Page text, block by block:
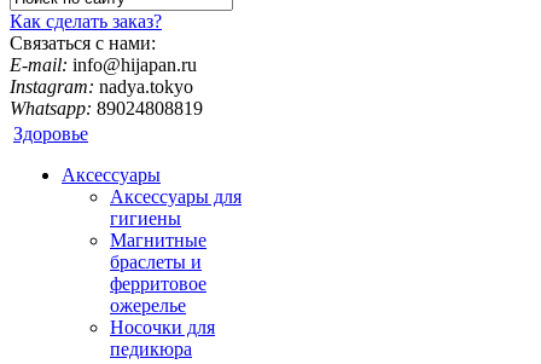
Как сделать заказ?
Связаться с нами:
E-mail: info@hijapan.ru
Instagram: nadya.tokyo
Whatsapp: 89024808819
Здоровье
Аксессуары
Аксессуары для
гигиены
Магнитные
браслеты и
ферритовое
ожерелье
Носочки для
педикюра